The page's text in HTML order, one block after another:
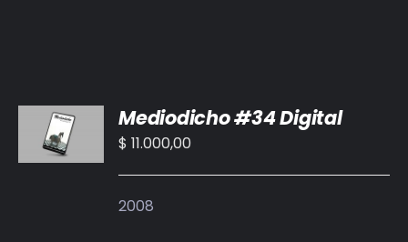
AL
CARRITO
/
Mediodicho #34 Digital
$ 11.000,00
2008